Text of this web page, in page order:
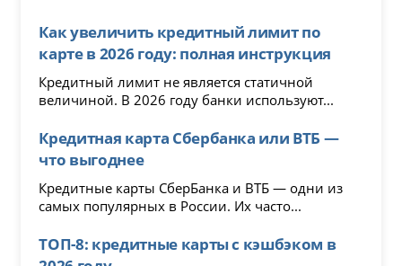
Как увеличить кредитный лимит по
карте в 2026 году: полная инструкция
Кредитный лимит не является статичной
величиной. В 2026 году банки используют...
Кредитная карта Сбербанка или ВТБ —
что выгоднее
Кредитные карты СберБанка и ВТБ — одни из
самых популярных в России. Их часто...
ТОП-8: кредитные карты с кэшбэком в